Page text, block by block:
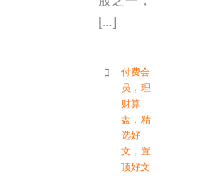
[…]
付费会
员 ， 理
财算
盘 ， 精
选好
文 ， 置
顶好文